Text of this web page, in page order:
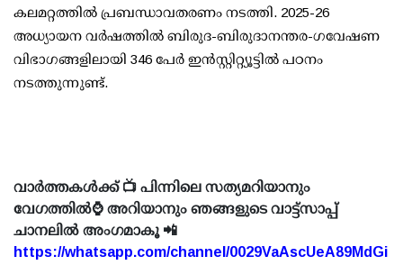
കലമറ്റത്തില്‍ പ്രബന്ധാവതരണം നടത്തി. 2025-26
അധ്യായന വര്‍ഷത്തില്‍ ബിരുദ-ബിരുദാനന്തര-ഗവേഷണ
വിഭാഗങ്ങളിലായി 346 പേര്‍ ഇന്‍സ്റ്റിറ്റ്യൂട്ടില്‍ പഠനം
നടത്തുന്നുണ്ട്.
വാർത്തകൾക്ക് 📺 പിന്നിലെ സത്യമറിയാനും
വേഗത്തിൽ⌚ അറിയാനും ഞങ്ങളുടെ വാട്ട്സാപ്പ്
ചാനലിൽ അംഗമാകൂ 📲
https://whatsapp.com/channel/0029VaAscUeA89MdGi